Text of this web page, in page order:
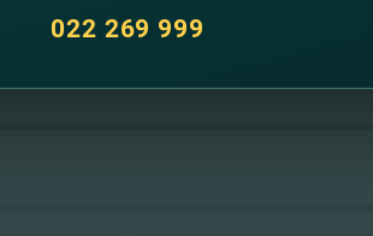
022 269 999